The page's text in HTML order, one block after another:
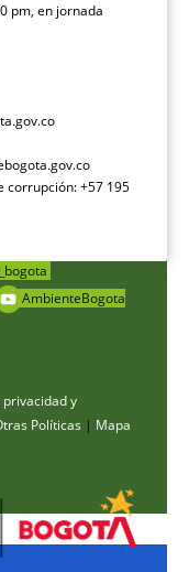
pm, en jornada
corrupción: +57 195
AmbienteBogota
privacidad y
Políticas | Mapa